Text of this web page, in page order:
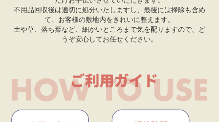
不用品回収後は適切に処分いたしますし、最後には掃除も含め
て、お客様の敷地内をきれいに整えます。
土や草、落ち葉など、細かいところまで気を配りますので、ど
うぞ安心してお任せください。